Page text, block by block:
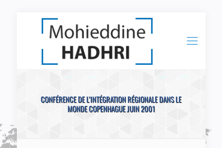
CONFÉRENCE DE L’INTÉGRATION RÉGIONALE DANS LE
MONDE COPENHAGUE JUIN 2001